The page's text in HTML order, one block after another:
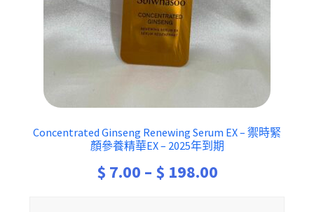
Concentrated Ginseng Renewing Serum EX – 禦時緊
顏參養精華EX – 2025年到期
$ 7.00 – $ 198.00Price